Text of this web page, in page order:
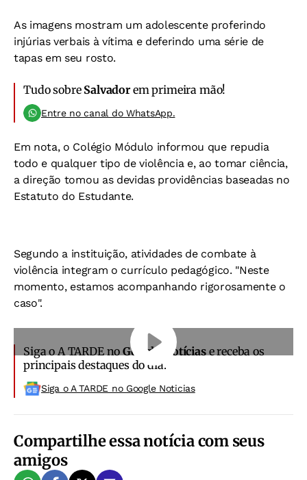
As imagens mostram um adolescente proferindo
injúrias verbais à vítima e deferindo uma série de
tapas em seu rosto.
Tudo sobre Salvadorem primeira mão!
Entre no canal do WhatsApp.
Em nota, o Colégio Módulo informou que repudia
todo e qualquer tipo de violência e, ao tomar ciência,
a direção tomou as devidas providências baseadas no
Estatuto do Estudante.
Segundo a instituição, atividades de combate à
violência integram o currículo pedagógico. "Neste
momento, estamos acompanhando rigorosamente o
caso".
Siga o A TARDE noGoogle Notíciase receba os
principais destaques do dia.
Siga o A TARDE no Google Noticias
Compartilhe essa notícia com seus
amigos